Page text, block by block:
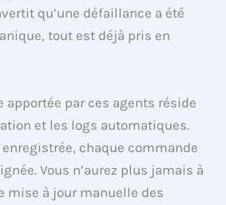
qu’une défaillance a été
tout est déjà pris en
apportée par ces agents réside
et les logs automatiques.
chaque commande
Vous n’aurez plus jamais à
mise à jour manuelle des